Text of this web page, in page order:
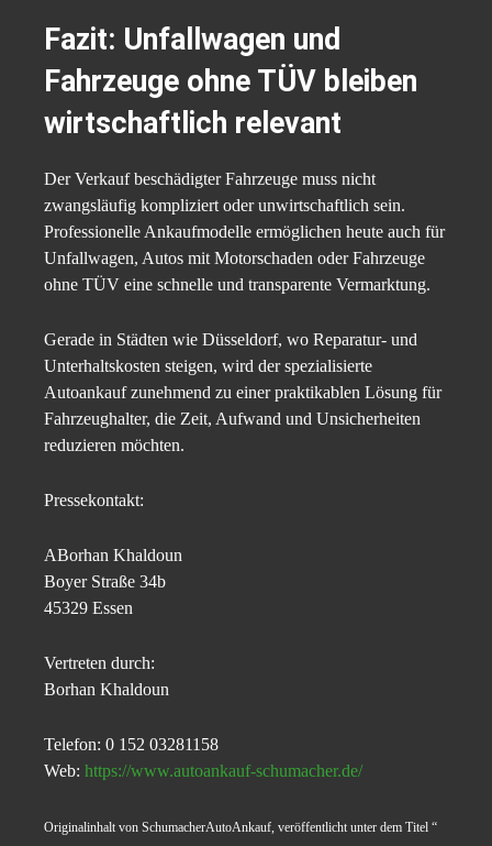
Fazit: Unfallwagen und
Fahrzeuge ohne TÜV bleiben
wirtschaftlich relevant
Der Verkauf beschädigter Fahrzeuge muss nicht
zwangsläufig kompliziert oder unwirtschaftlich sein.
Professionelle Ankaufmodelle ermöglichen heute auch für
Unfallwagen, Autos mit Motorschaden oder Fahrzeuge
ohne TÜV eine schnelle und transparente Vermarktung.
Gerade in Städten wie Düsseldorf, wo Reparatur- und
Unterhaltskosten steigen, wird der spezialisierte
Autoankauf zunehmend zu einer praktikablen Lösung für
Fahrzeughalter, die Zeit, Aufwand und Unsicherheiten
reduzieren möchten.
Pressekontakt:
ABorhan Khaldoun
Boyer Straße 34b
45329 Essen
Vertreten durch:
Borhan Khaldoun
Telefon: 0 152 03281158
Web: https://www.autoankauf-schumacher.de/
Originalinhalt von SchumacherAutoAnkauf, veröffentlicht unter dem Titel “